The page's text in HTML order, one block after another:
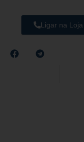
Ligar na Loja